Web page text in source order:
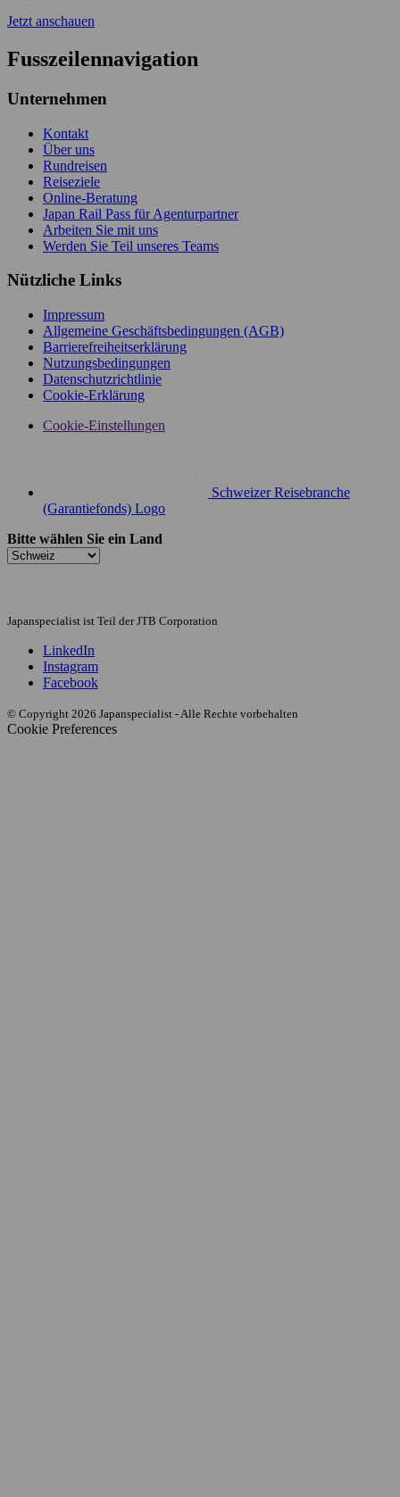
Jetzt anschauen
Fusszeilennavigation
Unternehmen
Kontakt
Über uns
Rundreisen
Reiseziele
Online-Beratung
Japan Rail Pass für Agenturpartner
Arbeiten Sie mit uns
Werden Sie Teil unseres Teams
Nützliche Links
Impressum
Allgemeine Geschäftsbedingungen (AGB)
Barrierefreiheitserklärung
Nutzungsbedingungen
Datenschutzrichtlinie
Cookie-Erklärung
Cookie-Einstellungen
Schweizer Reisebranche
(Garantiefonds) Logo
Bitte wählen Sie ein Land
Japanspecialist ist Teil der JTB Corporation
LinkedIn
Instagram
Facebook
© Copyright 2026 Japanspecialist - Alle Rechte vorbehalten
Cookie Preferences